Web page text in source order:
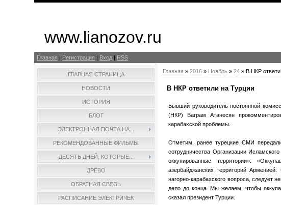
www.lianozov.ru
Главная | Регистрация | Вход | RSS
ГЛАВНАЯ СТРАНИЦА
НОВОСТИ
ИСТОРИЯ
БЛОГ
ЭЛЕКТРОННАЯ ПОЧТА НА...
РЕКОМЕНДОВАННЫЕ ФИЛЬМЫ
ДЕСЯТЬ ДНЕЙ, КОТОРЫЕ...
ДРЕВО
ОБРАТНАЯ СВЯЗЬ
РАСПИСАНИЕ ЭЛЕКТРИЧЕК
Главная »2016 » Ноябрь » 24 » В НКР
В НКР ответили на Турции
Бывший руководитель постоянной
(НКР) Ваграм Атанесян
карабахской проблемы.
Отметим, ранее турецкие СМИ передали
сотрудничества Организации
оккупированные территории».
азербайджанских территорий
нагорно-карабахского вопроса, следует
дело до конца. Мы желаем, чтобы
сказал президент Турции.